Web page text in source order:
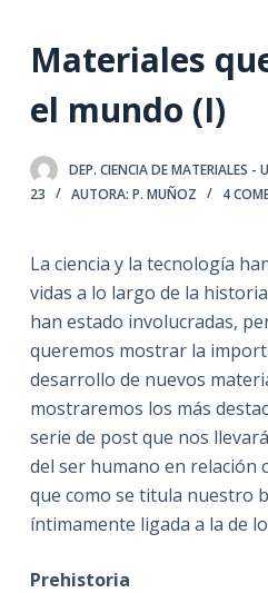
n
d
o
Materiales
el mundo (I)
DEP. CIENCIA DE MATERIALES -
23
AUTORA: P. MUÑOZ 4
La ciencia y la tecnología
vidas a lo largo de la
han estado involucradas,
queremos mostrar la
desarrollo de nuevos
mostraremos los más
serie de post que nos
del ser humano en relación
que como se titula nuestro
íntimamente ligada a la de
Prehistoria